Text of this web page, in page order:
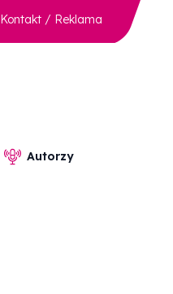
Kontakt / Reklama
Autorzy